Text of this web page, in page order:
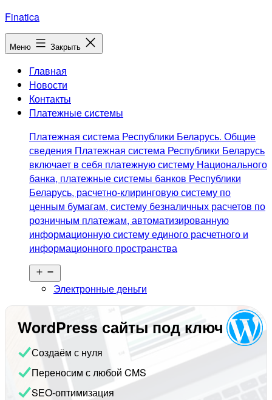
Перейти
к
содержимому
Finatica
Меню Закрыть
Главная
Новости
Контакты
Платежные системы
Платежная система Республики Беларусь. Общие
сведения Платежная система Республики Беларусь
включает в себя платежную систему Национального
банка, платежные системы банков Республики
Беларусь, расчетно-клиринговую систему по
ценным бумагам, систему безналичных расчетов по
розничным платежам, автоматизированную
информационную систему единого расчетного и
информационного пространства
меню
Электронные деньги
WordPress сайты под ключ
Создаём с нуля
Переносим с любой CMS
SEO-оптимизация